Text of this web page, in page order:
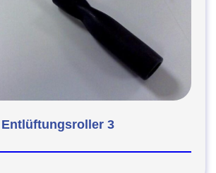
Entlüftungsroller 3